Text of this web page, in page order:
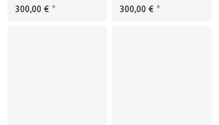
300,00 € * 300,00 € *